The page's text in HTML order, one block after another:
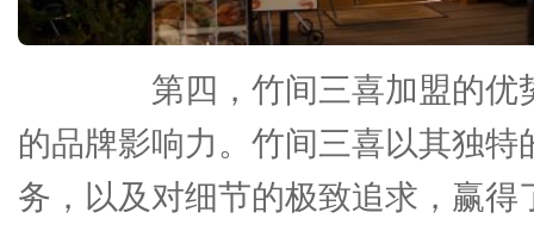
第四，竹间三喜加盟的优
的品牌影响力。竹间三喜以其独特
务，以及对细节的极致追求，赢得